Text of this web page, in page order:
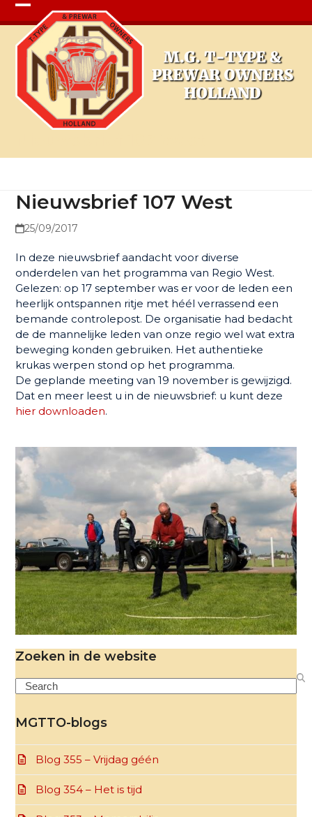
Open
mobile
menu
Close
mobile
menu
Nieuwsbrief 107 West
25/09/2017
In deze nieuwsbrief aandacht voor diverse
onderdelen van het programma van Regio West.
Gelezen: op 17 september was er voor de leden een
heerlijk ontspannen ritje met héél verrassend een
bemande controlepost. De organisatie had bedacht
de de mannelijke leden van onze regio wel wat extra
beweging konden gebruiken. Het authentieke
krukas werpen stond op het programma.
De geplande meeting van 19 november is gewijzigd.
Dat en meer leest u in de nieuwsbrief: u kunt deze
hier downloaden.
Zoeken in de website
Search
MGTTO-blogs
Blog 355 – Vrijdag géén
Blog 354 – Het is tijd